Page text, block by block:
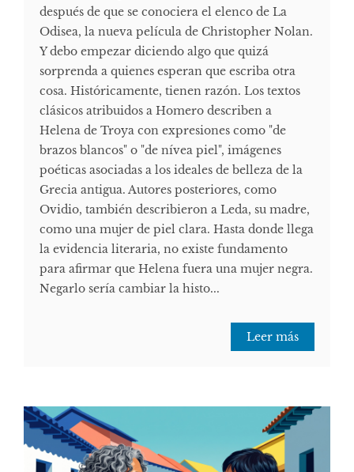
después de que se conociera el elenco de La
Odisea, la nueva película de Christopher Nolan.
Y debo empezar diciendo algo que quizá
sorprenda a quienes esperan que escriba otra
cosa. Históricamente, tienen razón. Los textos
clásicos atribuidos a Homero describen a
Helena de Troya con expresiones como "de
brazos blancos" o "de nívea piel", imágenes
poéticas asociadas a los ideales de belleza de la
Grecia antigua. Autores posteriores, como
Ovidio, también describieron a Leda, su madre,
como una mujer de piel clara. Hasta donde llega
la evidencia literaria, no existe fundamento
para afirmar que Helena fuera una mujer negra.
Negarlo sería cambiar la histo...
Leer más